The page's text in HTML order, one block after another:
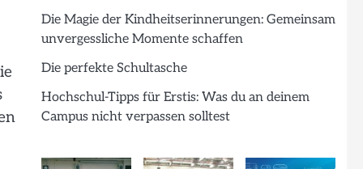
Die Magie der Kindheitserinnerungen: Gemeinsam
unvergessliche Momente schaffen
Die perfekte Schultasche
Hochschul-Tipps für Erstis: Was du an deinem
Campus nicht verpassen solltest